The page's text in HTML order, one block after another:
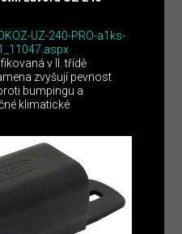
UZ-240-PRO-a1ks-
v II. třídě
zvyšují pevnost
bumpingu a
klimatické